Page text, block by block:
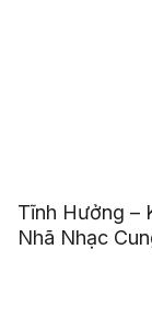
Tĩnh Hưởng –
Nhã Nhạc